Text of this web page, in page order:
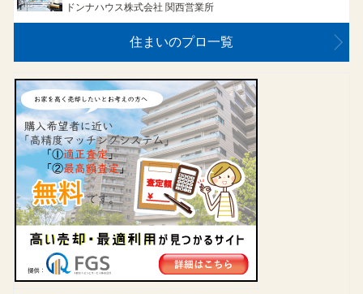
ドンナハウス株式会社 関西営業所
住まいのプロ一覧